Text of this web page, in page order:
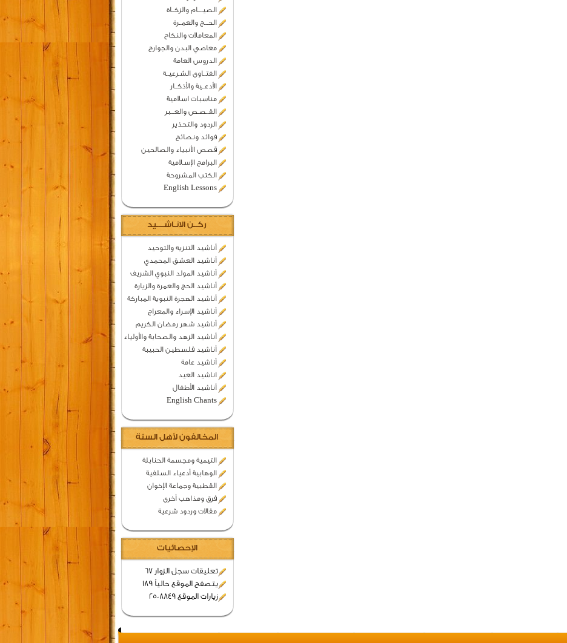
الصيــــام والزكــاة
الحـــج والعمــرة
المعاملات والنكاح
معاصي البدن والجوارح
الدروس العامة
الفتــاوى الشـرعيــة
الأدعــية والأذكــار
مناسبات اسلامية
القــصـص والعـــبر
الردود والتحذير
فوائد ونصائح
قصص الأنبياء والصالحين
البرامج الإسـلامية
الكتب المشروحة
English Lessons
ركــن الانـاشــــيد
أناشيد التنزيه والتوحيد
أناشيد العشق المحمدي
أناشيد المولد النبوي الشريف
أناشيد الحج والعمرة والزيارة
أناشيد الهجرة النبوية المباركة
أناشيد الإسراء والمعراج
أناشيد شهر رمضان الكريم
أناشيد الزهد والصحابة والأولياء
أناشيد فلسطين الحبيبة
أناشيد عامة
اناشيد العيد
أناشيد الأطفال
English Chants
المخالفون لأهل السنة
التيمية ومجسمة الحنابلة
الوهابية أدعياء السلفية
القطبية وجماعة الإخوان
فرق ومذاهب أخرى
مقالات وردود شرعية
الإحصائيات
تعليقات سجل الزوار 67
يتصفح الموقع حالياً 189
زيارات الموقع 2508849